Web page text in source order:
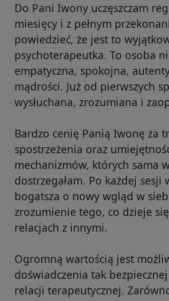
Do Pani Iwony uczęszczam
miesięcy i z pełnym
powiedzieć, że jest to
psychoterapeutka. To osoba
empatyczna, spokojna,
mądrości. Już od pierwszych
wysłuchana, zrozumiana i
Bardzo cenię Panią Iwonę za
spostrzeżenia oraz
mechanizmów, których sama
dostrzegałam. Po każdej sesji
bogatsza o nowy wgląd w
zrozumienie tego, co dzieje
relacjach z innymi.
Ogromną wartością jest
doświadczenia tak
relacji terapeutycznej.